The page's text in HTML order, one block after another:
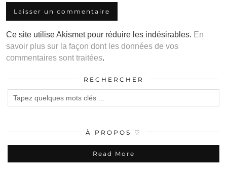
Ce site utilise Akismet pour réduire les indésirables. En
savoir plus sur la façon dont les données de vos
commentaires sont traitées.
RECHERCHER
À PROPOS ♡
Read More